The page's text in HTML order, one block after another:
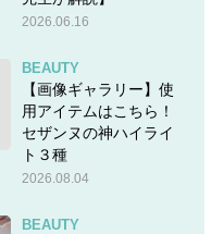
2026.06.16
BEAUTY
【画像ギャラリー】使
用アイテムはこちら！
セザンヌの神ハイライ
ト３種
2026.08.04
BEAUTY